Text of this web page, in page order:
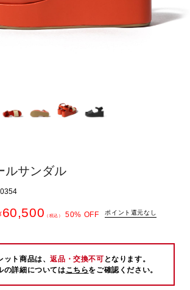
ルサンダル
60,500 （税込） 50% OFF ポイント還元なし
ット商品は、返品・交換不可 となります。
の詳細についてはこちらをご確認ください。